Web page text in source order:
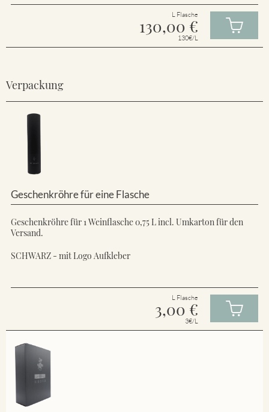
L Flasche
130,00 €
130€/L
Verpackung
Geschenkröhre für eine Flasche
Geschenkröhre für 1 Weinflasche 0,75 L incl. Umkarton für den
Versand.
SCHWARZ - mit Logo Aufkleber
L Flasche
3,00 €
3€/L